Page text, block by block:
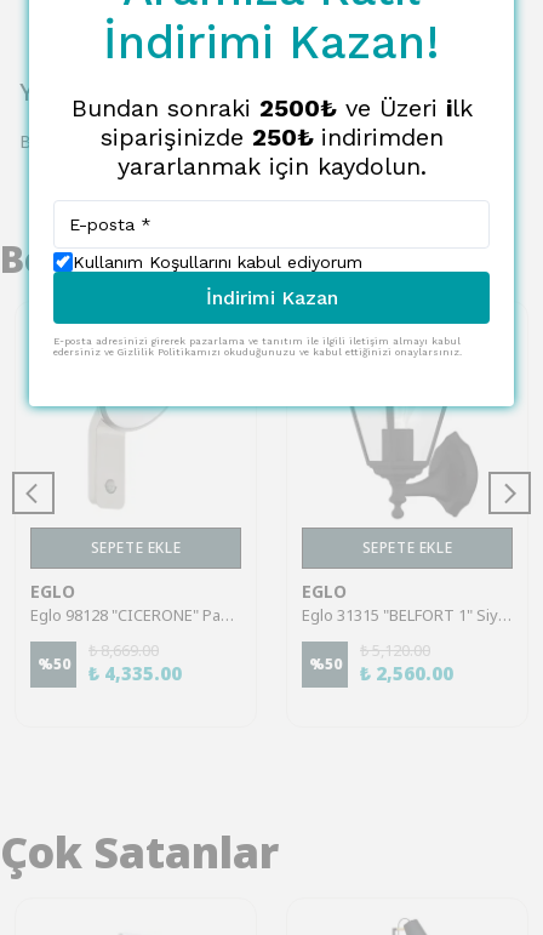
Yorumlar
Bu ürün için henüz yorum yapılmamış.
Benzer Ürünler
SEPETE EKLE
EGLO
Eglo 98128 "CICERONE" Paslanmaz Çelik, Plastik Dış Mekan Sensörlü Bahçe Aydınlatması Aplik Ip44
%50
₺ 8,669.00
₺ 4,335.00
SEPETE EKLE
EGLO
Eglo 31315 "BELFORT 1" Siyah Galvanizli Çelik Dış Mekan Aplik Bahçe Aydınlatması Ip44
%50
₺ 5,120.00
₺ 2,560.00
Çok Satanlar
İndirimi Kazan!
Bundan sonraki 2500₺ve Üzeri ilk
siparişinizde 250₺ indirimden
yararlanmak için kaydolun.
Kullanım Koşullarını kabul ediyorum
İndirimi Kazan
E-posta adresinizi girerek pazarlama ve tanıtım ile ilgili iletişim almayı kabul
edersiniz ve Gizlilik Politikamızı okuduğunuzu ve kabul ettiğinizi onaylarsınız.